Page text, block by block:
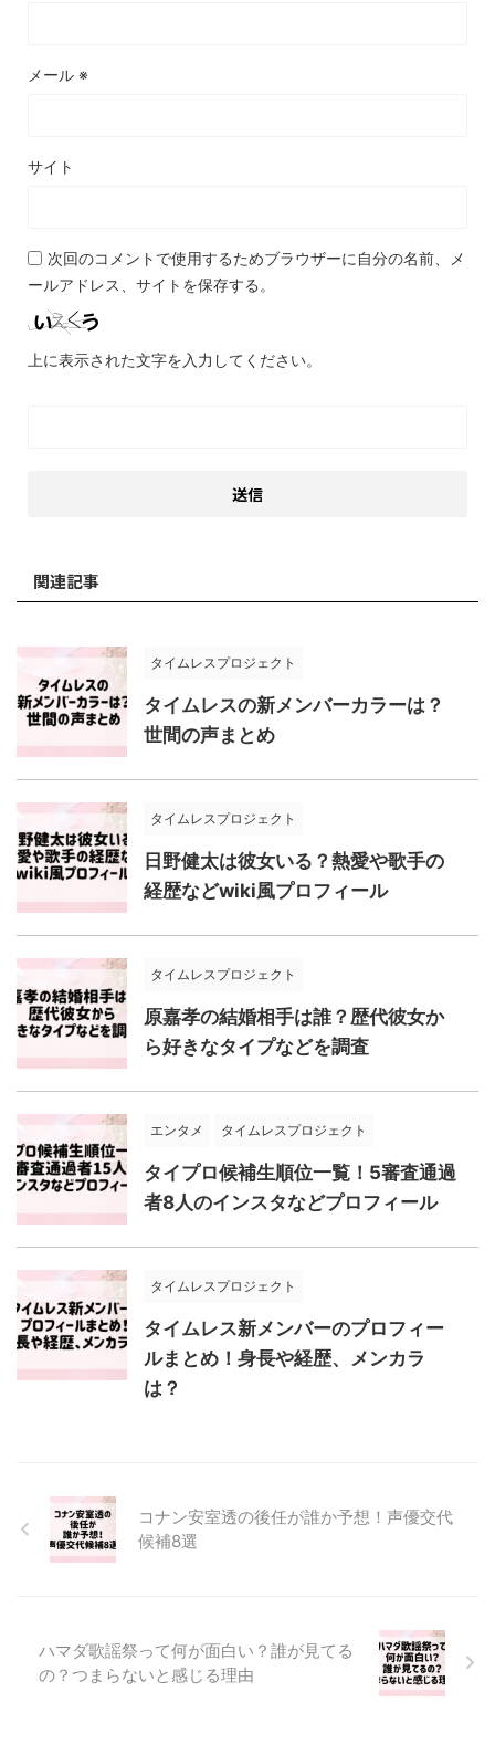
メール ※
サイト
次回のコメントで使用するためブラウザーに自分の名前、メ
ールアドレス、サイトを保存する。
上に表示された文字を入力してください。
関連記事
タイムレスプロジェクト
タイムレスの新メンバーカラーは？
世間の声まとめ
タイムレスプロジェクト
日野健太は彼女いる？熱愛や歌手の
経歴などwiki風プロフィール
タイムレスプロジェクト
原嘉孝の結婚相手は誰？歴代彼女か
ら好きなタイプなどを調査
エンタメ タイムレスプロジェクト
タイプロ候補生順位一覧！5審査通過
者8人のインスタなどプロフィール
タイムレスプロジェクト
タイムレス新メンバーのプロフィー
ルまとめ！身長や経歴、メンカラ
は？
コナン安室透の後任が誰か予想！声優交代
候補8選
ハマダ歌謡祭って何が面白い？誰が見てる
の？つまらないと感じる理由